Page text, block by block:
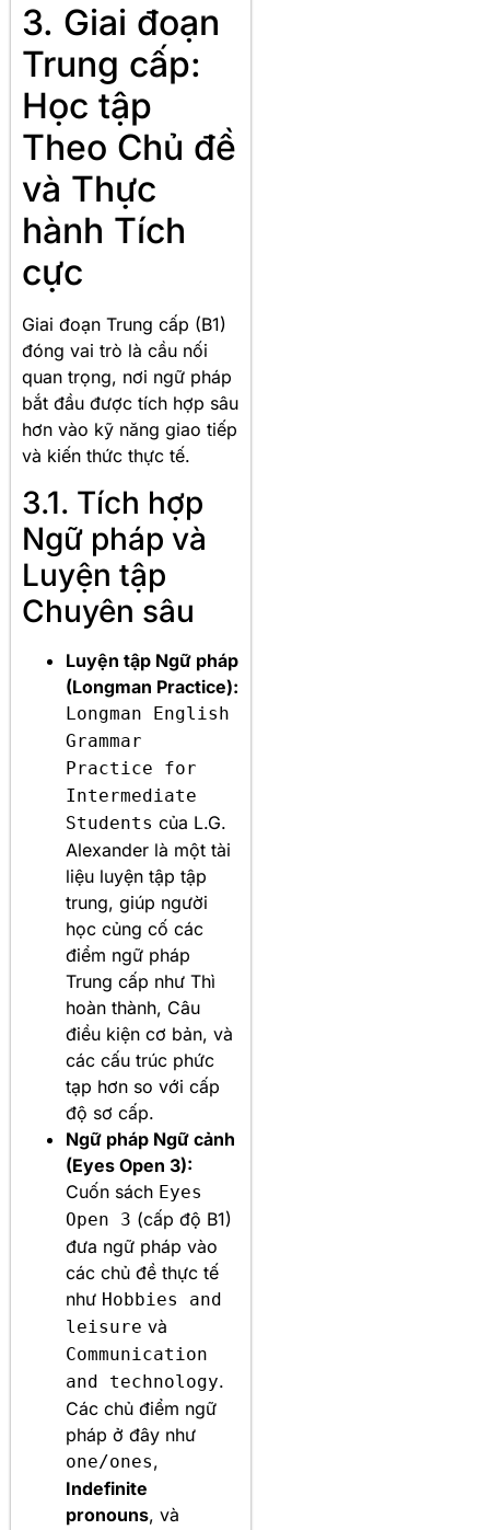
3. Giai đoạn
Trung cấp:
Học tập
Theo Chủ đề
và Thực
hành Tích
cực
Giai đoạn Trung cấp (B1)
đóng vai trò là cầu nối
quan trọng, nơi ngữ pháp
bắt đầu được tích hợp sâu
hơn vào kỹ năng giao tiếp
và kiến thức thực tế.
3.1. Tích hợp
Ngữ pháp và
Luyện tập
Chuyên sâu
Luyện tập Ngữ pháp
(Longman Practice):
Longman English
Grammar
Practice for
Intermediate
Students của L.G.
Alexander là một tài
liệu luyện tập tập
trung, giúp người
học củng cố các
điểm ngữ pháp
Trung cấp như Thì
hoàn thành, Câu
điều kiện cơ bản, và
các cấu trúc phức
tạp hơn so với cấp
độ sơ cấp.
Ngữ pháp Ngữ cảnh
(Eyes Open 3):
Cuốn sách Eyes
Open 3 (cấp độ B1)
đưa ngữ pháp vào
các chủ đề thực tế
như Hobbies and
leisure và
Communication
and technology.
Các chủ điểm ngữ
pháp ở đây như
one/ones,
Indefinite
pronouns, và